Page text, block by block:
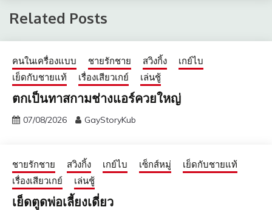
Related Posts
คนในเครื่องแบบ ชายรักชาย สวิงกิ้ง
เกย์ไบ
เย็ดกับชายแท้
เรื่องเสียวเกย์ เล่นชู้
ตกเป็นทาสกามช่างแอร์ควยใหญ่
07/08/2026 GayStoryKub
ชายรักชาย สวิงกิ้ง เกย์ไบ เซ็กส์หมู่
เย็ดกับชายแท้
เรื่องเสียวเกย์
เล่นชู้
เย็ดตูดพ่อเลี้ยงเดี่ยว